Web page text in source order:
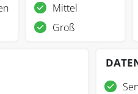
Mittel
Groß